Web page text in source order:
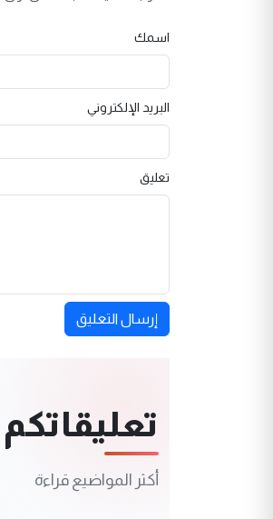
اسمك
البريد الإلكتروني
تعليق
إرسال التعليق
أكثر المواضيع قراءة